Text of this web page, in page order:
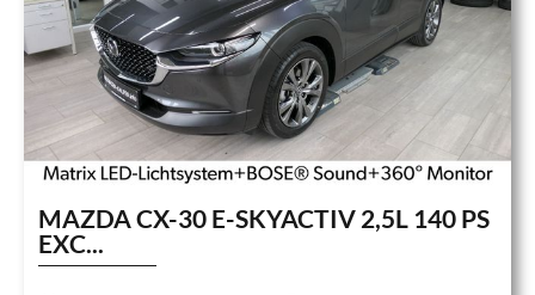
MAZDA CX-30 E-SKYACTIV 2,5L 140 PS
EXC...